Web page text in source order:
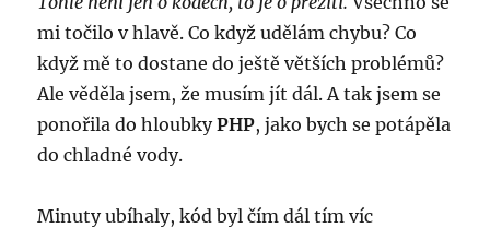
mi točilo v hlavě. Co když udělám chybu? Co
když mě to dostane do ještě větších problémů?
Ale věděla jsem, že musím jít dál. A tak jsem se
ponořila do hloubkyPHP, jako bych se potápěla
do chladné vody.
Minuty ubíhaly, kód byl čím dál tím víc